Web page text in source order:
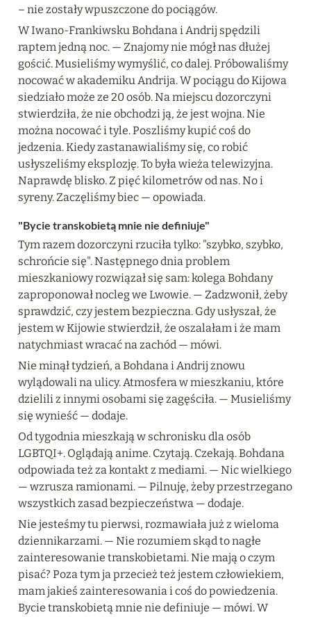
– nie zostały wpuszczone do pociągów.
W Iwano-Frankiwsku Bohdana i Andrij spędzili
raptem jedną noc. — Znajomy nie mógł nas dłużej
gościć. Musieliśmy wymyślić, co dalej. Próbowaliśmy
nocować w akademiku Andrija. W pociągu do Kijowa
siedziało może ze 20 osób. Na miejscu dozorczyni
stwierdziła, że nie obchodzi ją, że jest wojna. Nie
można nocować i tyle. Poszliśmy kupić coś do
jedzenia. Kiedy zastanawialiśmy się, co robić
usłyszeliśmy eksplozję. To była wieża telewizyjna.
Naprawdę blisko. Z pięć kilometrów od nas. No i
syreny. Zaczęliśmy biec — opowiada.
"Bycie transkobietą mnie nie definiuje"
Tym razem dozorczyni rzuciła tylko: "szybko, szybko,
schrońcie się". Następnego dnia problem
mieszkaniowy rozwiązał się sam: kolega Bohdany
zaproponował nocleg we Lwowie. — Zadzwonił, żeby
sprawdzić, czy jestem bezpieczna. Gdy usłyszał, że
jestem w Kijowie stwierdził, że oszalałam i że mam
natychmiast wracać na zachód — mówi.
Nie minął tydzień, a Bohdana i Andrij znowu
wylądowali na ulicy. Atmosfera w mieszkaniu, które
dzielili z innymi osobami się zagęściła. — Musieliśmy
się wynieść — dodaje.
Od tygodnia mieszkają w schronisku dla osób
LGBTQI+. Oglądają anime. Czytają. Czekają. Bohdana
odpowiada też za kontakt z mediami. — Nic wielkiego
— wzrusza ramionami. — Pilnuję, żeby przestrzegano
wszystkich zasad bezpieczeństwa — dodaje.
Nie jesteśmy tu pierwsi, rozmawiała już z wieloma
dziennikarzami. — Nie rozumiem skąd to nagłe
zainteresowanie transkobietami. Nie mają o czym
pisać? Poza tym ja przecież też jestem człowiekiem,
mam jakieś zainteresowania i coś do powiedzenia.
Bycie transkobietą mnie nie definiuje — mówi. W